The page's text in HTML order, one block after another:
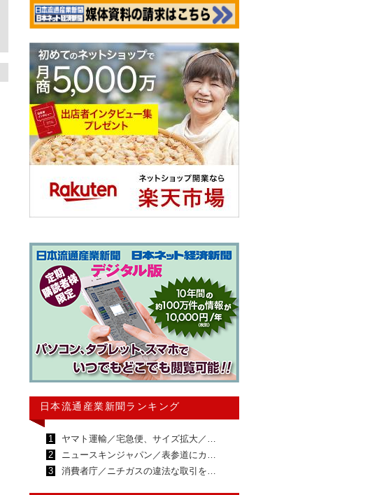
日本流通産業新聞ランキング
1
ヤマト運輸／宅急便、サイズ拡大／…
2
ニュースキンジャパン／表参道にカ…
3
消費者庁／ニチガスの違法な取引を…